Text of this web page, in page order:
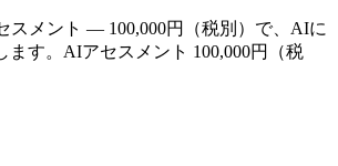
スメント — 100,000円（税別）で、AIに
す。 AIアセスメント 100,000円（税